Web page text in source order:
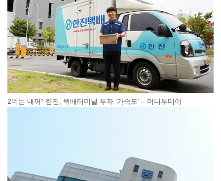
2위는 내꺼” 한진, 택배터미널 투자 ‘가속도’ – 머니투데이